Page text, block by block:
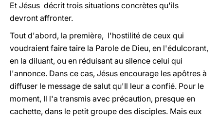
Et Jésus décrit trois situations concrètes qu'ils
devront affronter.
Tout d'abord, la première, l'hostilité de ceux qui
voudraient faire taire la Parole de Dieu, en l'édulcorant,
en la diluant, ou en réduisant au silence celui qui
l'annonce. Dans ce cas, Jésus encourage les apôtres à
diffuser le message de salut qu'Il leur a confié. Pour le
moment, Il l'a transmis avec précaution, presque en
cachette, dans le petit groupe des disciples. Mais eux